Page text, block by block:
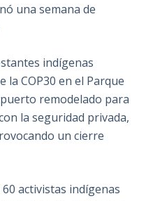
una semana de
indígenas
COP30 en el Parque
remodelado para
la seguridad privada,
un cierre
activistas indígenas